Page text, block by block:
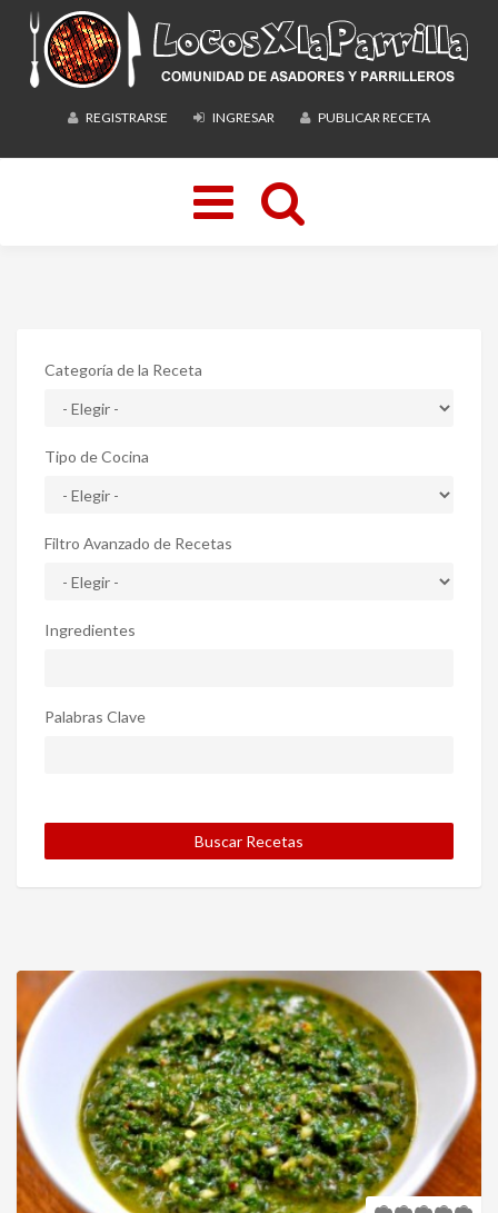
REGISTRARSE INGRESAR PUBLICAR RECETA
Toggle
navigation
Categoría de la Receta
Tipo de Cocina
Filtro Avanzado de Recetas
Ingredientes
Palabras Clave
Buscar Recetas